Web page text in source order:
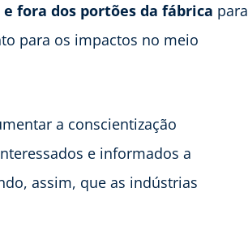
fora dos portões da fábrica para
para os impactos no meio
a conscientização
e informados a
assim, que as indústrias